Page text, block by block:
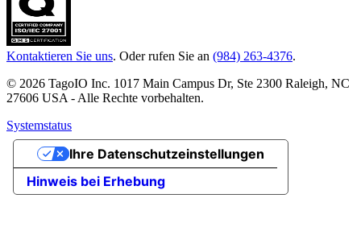
Kontaktieren Sie uns. Oder rufen Sie an (984) 263-4376.
© 2026 TagoIO Inc. 1017 Main Campus Dr, Ste 2300 Raleigh, NC
27606 USA - Alle Rechte vorbehalten.
Systemstatus
Hinweis bei Erhebung
Ihre Datenschutzeinstellungen